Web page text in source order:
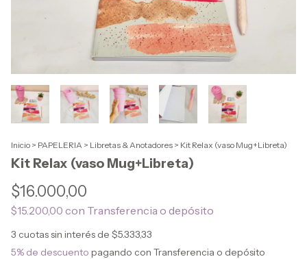
Inicio > PAPELERIA > Libretas & Anotadores > Kit Relax (vaso Mug+Libreta)
Kit Relax (vaso Mug+Libreta)
$16.000,00
$15.200,00 con Transferencia o depósito
3 cuotas sin interés de $5.333,33
5% de descuento pagando con Transferencia o depósito